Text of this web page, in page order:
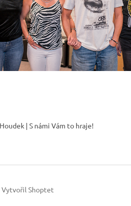
| S námi Vám to hraje!
Vytvořil Shoptet